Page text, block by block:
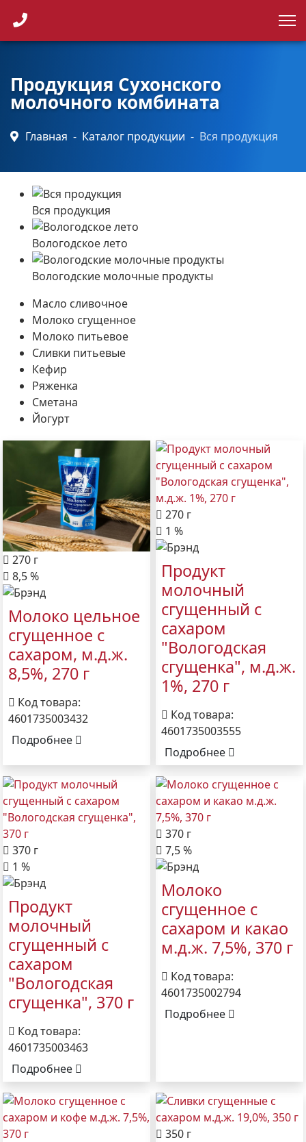
Точки продаж
Контакты
Продукция Сухонского
молочного комбината
Главная Каталог продукции Вся продукция
Вся продукция
Вологодское лето
Вологодские молочные продукты
Масло сливочное
Молоко сгущенное
Молоко питьевое
Сливки питьевые
Кефир
Ряженка
Сметана
Йогурт
270 г
8,5 %
Молоко цельное
сгущенное с
сахаром, м.д.ж.
8,5%, 270 г
Код товара:
4601735003432
Подробнее
270 г
1 %
Продукт
молочный
сгущенный с
сахаром
"Вологодская
сгущенка", м.д.ж.
1%, 270 г
Код товара:
4601735003555
Подробнее
370 г
1 %
Продукт
молочный
сгущенный с
сахаром
"Вологодская
сгущенка", 370 г
Код товара:
4601735003463
Подробнее
370 г
7,5 %
Молоко
сгущенное с
сахаром и какао
м.д.ж. 7,5%, 370 г
Код товара:
4601735002794
Подробнее
350 г